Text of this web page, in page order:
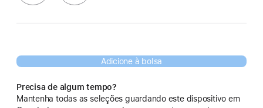
Adicione à bolsa
Precisa de algum tempo?
Mantenha todas as seleções guardando este dispositivo em